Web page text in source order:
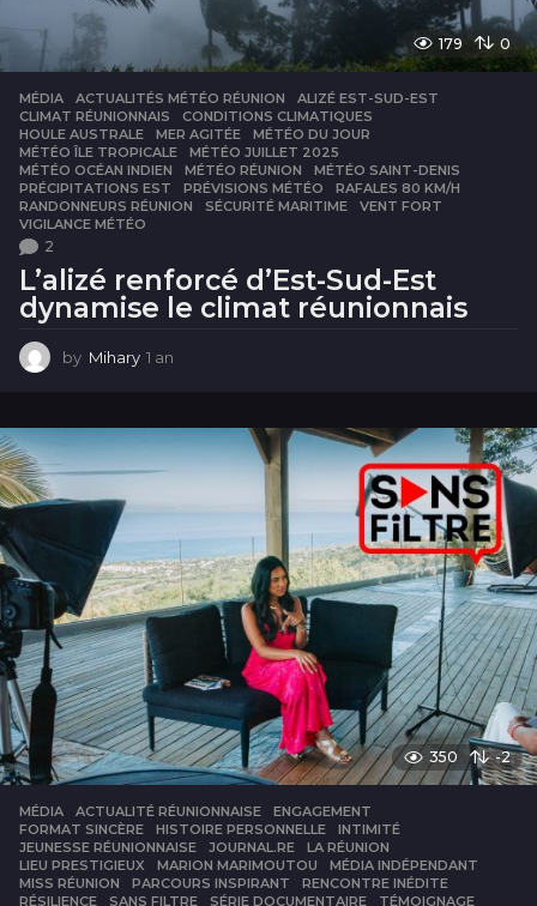
179 0
MÉDIA ACTUALITÉS MÉTÉO RÉUNION ,ALIZÉ EST-SUD-EST
CLIMAT RÉUNIONNAIS
,CONDITIONS CLIMATIQUES
HOULE AUSTRALE
,MER AGITÉE ,MÉTÉO DU JOUR
MÉTÉO ÎLE TROPICALE
,MÉTÉO JUILLET 2025
MÉTÉO OCÉAN INDIEN
,MÉTÉO RÉUNION ,MÉTÉO SAINT-DENIS
PRÉCIPITATIONS EST
,PRÉVISIONS MÉTÉO ,RAFALES 80 KM/H
RANDONNEURS RÉUNION
,SÉCURITÉ MARITIME ,VENT FORT
VIGILANCE MÉTÉO
2
L’alizé renforcé d’Est-Sud-Est
dynamise le climat réunionnais
by Mihary 1 an
350 -2
MÉDIA ACTUALITÉ RÉUNIONNAISE ,ENGAGEMENT
FORMAT SINCÈRE
,HISTOIRE PERSONNELLE ,INTIMITÉ
JEUNESSE RÉUNIONNAISE
,JOURNAL.RE ,LA RÉUNION
LIEU PRESTIGIEUX
,MARION MARIMOUTOU ,MÉDIA INDÉPENDANT
MISS RÉUNION
,PARCOURS INSPIRANT ,RENCONTRE INÉDITE
RÉSILIENCE
,SANS FILTRE ,SÉRIE DOCUMENTAIRE ,TÉMOIGNAGE